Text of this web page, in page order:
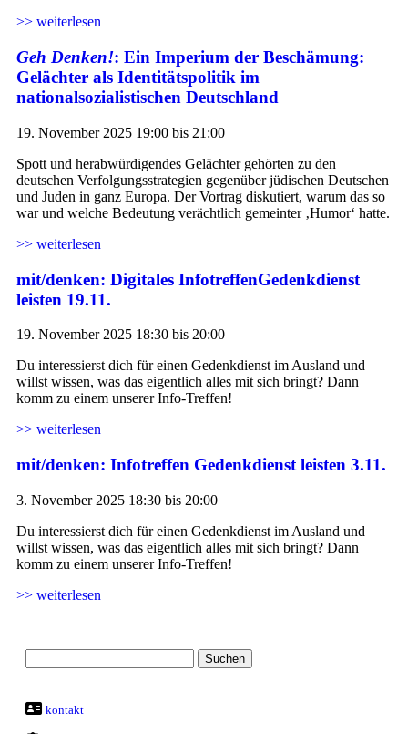
>> weiterlesen
Geh Denken!: Ein Imperium der Beschämung:
Gelächter als Identitätspolitik im
nationalsozialistischen Deutschland
19. November 2025 19:00 bis 21:00
Spott und herabwürdigendes Gelächter gehörten zu den
deutschen Verfolgungsstrategien gegenüber jüdischen Deutschen
und Juden in ganz Europa. Der Vortrag diskutiert, warum das so
war und welche Bedeutung verächtlich gemeinter ‚Humor‘ hatte.
>> weiterlesen
mit/denken: Digitales InfotreffenGedenkdienst
leisten 19.11.
19. November 2025 18:30 bis 20:00
Du interessierst dich für einen Gedenkdienst im Ausland und
willst wissen, was das eigentlich alles mit sich bringt? Dann
komm zu einem unserer Info-Treffen!
>> weiterlesen
mit/denken: Infotreffen Gedenkdienst leisten 3.11.
3. November 2025 18:30 bis 20:00
Du interessierst dich für einen Gedenkdienst im Ausland und
willst wissen, was das eigentlich alles mit sich bringt? Dann
komm zu einem unserer Info-Treffen!
>> weiterlesen
kontakt